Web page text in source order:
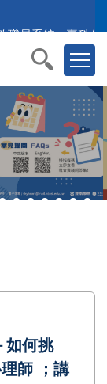
職員系統 臺科公
如何挑
師 ；講